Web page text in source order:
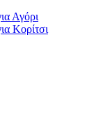
Αγόρι
Κορίτσι